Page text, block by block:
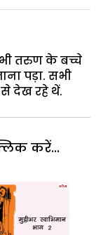
तरुण के बच्चे
पड़ा. सभी
देख रहे थें.
करें...